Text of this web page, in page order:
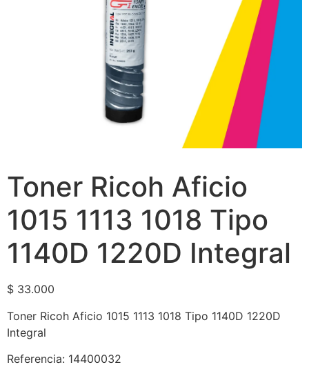
Toner Ricoh Aficio
1015 1113 1018 Tipo
1140D 1220D Integral
$ 33.000
Toner Ricoh Aficio 1015 1113 1018 Tipo 1140D 1220D
Integral
Referencia: 14400032